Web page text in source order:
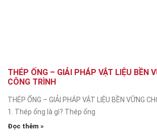
THÉP ỐNG – GIẢI PHÁP VẬT LIỆU BỀN
CÔNG TRÌNH
THÉP ỐNG – GIẢI PHÁP VẬT LIỆU BỀN VỮNG
1. Thép ống là gì? Thép ống
Đọc thêm »